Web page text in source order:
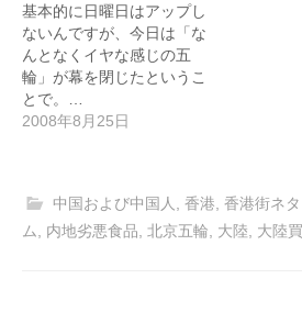
基本的に日曜日はアップし
ないんですが、今日は「な
んとなくイヤな感じの五
輪」が幕を閉じたというこ
とで。…
2008年8月25日
中国および中国人, 香港, 香港街ネタ
ム
内地劣悪食品 北京五輪 大陸 大陸